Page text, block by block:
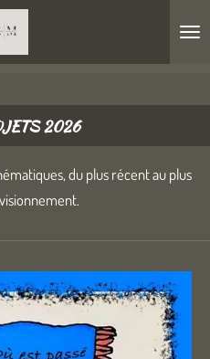
2026
du plus récent au plus